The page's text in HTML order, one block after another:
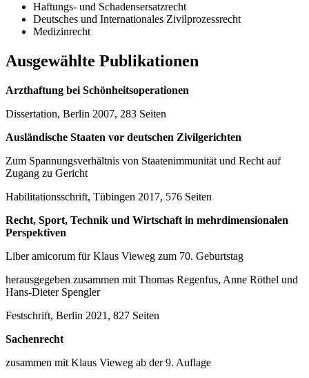
Haftungs- und Schadensersatzrecht
Deutsches und Internationales Zivilprozessrecht
Medizinrecht
Ausgewählte Publikationen
Arzthaftung bei Schönheitsoperationen
Dissertation, Berlin 2007, 283 Seiten
Ausländische Staaten vor deutschen Zivilgerichten
Zum Spannungsverhältnis von Staatenimmunität und Recht auf
Zugang zu Gericht
Habilitationsschrift, Tübingen 2017, 576 Seiten
Recht, Sport, Technik und Wirtschaft in mehrdimensionalen
Perspektiven
Liber amicorum für Klaus Vieweg zum 70. Geburtstag
herausgegeben zusammen mit Thomas Regenfus, Anne Röthel und
Hans-Dieter Spengler
Festschrift, Berlin 2021, 827 Seiten
Sachenrecht
zusammen mit Klaus Vieweg ab der 9. Auflage